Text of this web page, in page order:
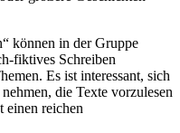
können in der Gruppe
fiktives Schreiben
Es ist interessant, sich
die Texte vorzulesen
einen reichen